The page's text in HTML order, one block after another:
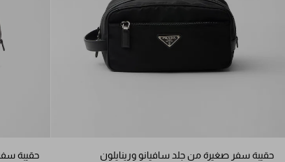
حقيبة سفر صغيرة من جلد سافيانو ورينايلون
حقيبة